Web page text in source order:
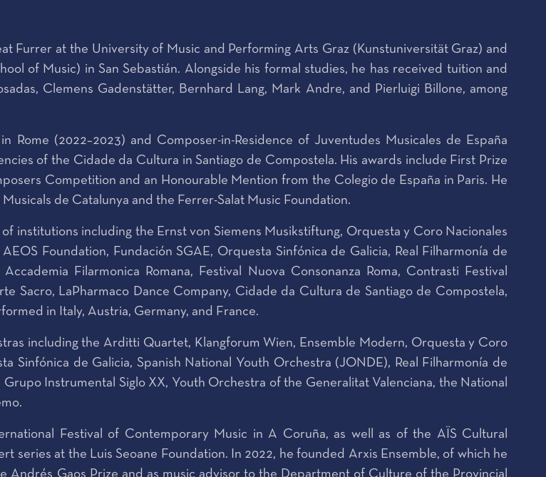
Furrer at the University of Music and Performing Arts Graz (Kunstuniversität Graz) and
of Music) in San Sebastián. Alongside his formal studies, he has received tuition and
Clemens Gadenstätter, Bernhard Lang, Mark Andre, and Pierluigi Billone, among
Rome (2022–2023) and Composer-in-Residence of Juventudes Musicales de España
of the Cidade da Cultura in Santiago de Compostela. His awards include First Prize
Competition and an Honourable Mention from the Colegio de España in Paris. He
de Catalunya and the Ferrer-Salat Music Foundation.
institutions including the Ernst von Siemens Musikstiftung, Orquesta y Coro Nacionales
Foundation, Fundación SGAE, Orquesta Sinfónica de Galicia, Real Filharmonía de
Filarmonica Romana, Festival Nuova Consonanza Roma, Contrasti Festival
Sacro, LaPharmaco Dance Company, Cidade da Cultura de Santiago de Compostela,
in Italy, Austria, Germany, and France.
including the Arditti Quartet, Klangforum Wien, Ensemble Modern, Orquesta y Coro
Sinfónica de Galicia, Spanish National Youth Orchestra (JONDE), Real Filharmonía de
Instrumental Siglo XX, Youth Orchestra of the Generalitat Valenciana, the National
Festival of Contemporary Music in A Coruña, as well as of the AÏS Cultural
series at the Luis Seoane Foundation. In 2022, he founded Arxis Ensemble, of which he
Andrés Gaos Prize and as music advisor to the Department of Culture of the Provincial